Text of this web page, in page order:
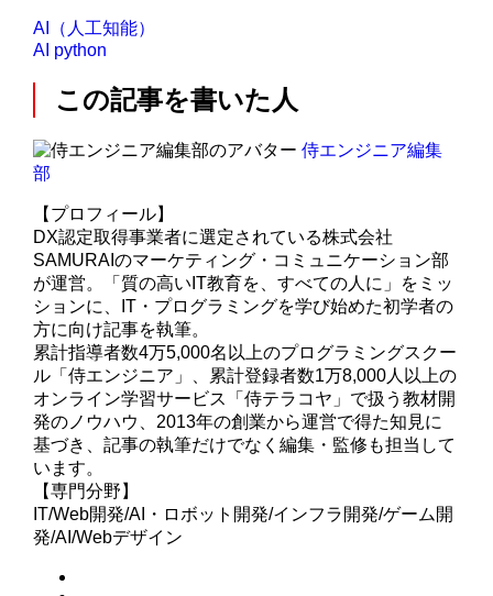
AI（人工知能）
AI python
この記事を書いた人
侍エンジニア編集
部
【プロフィール】
DX認定取得事業者に選定されている株式会社
SAMURAIのマーケティング・コミュニケーション部
が運営。「質の高いIT教育を、すべての人に」をミッ
ションに、IT・プログラミングを学び始めた初学者の
方に向け記事を執筆。
累計指導者数4万5,000名以上のプログラミングスクー
ル「侍エンジニア」、累計登録者数1万8,000人以上の
オンライン学習サービス「侍テラコヤ」で扱う教材開
発のノウハウ、2013年の創業から運営で得た知見に
基づき、記事の執筆だけでなく編集・監修も担当して
います。
【専門分野】
IT/Web開発/AI・ロボット開発/インフラ開発/ゲーム開
発/AI/Webデザイン